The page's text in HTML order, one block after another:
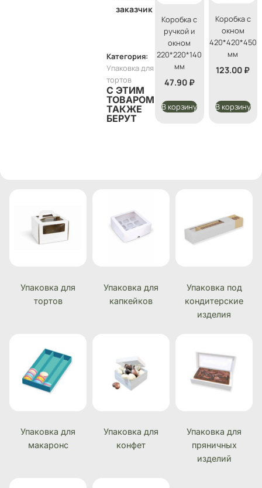
заказчик
Категория:
Упаковка для
тортов
С ЭТИМ
ТОВАРОМ
ТАКЖЕ
БЕРУТ
Коробка с
ручкой и
окном
220*220*140
мм
47.90 ₽
В корзину
Коробка с
окном
420*420*450
мм
123.00 ₽
В корзину
Упаковка для
тортов
Упаковка для
капкейков
Упаковка под
кондитерские
изделия
Упаковка для
макаронс
Упаковка для
конфет
Упаковка для
пряничных
изделий